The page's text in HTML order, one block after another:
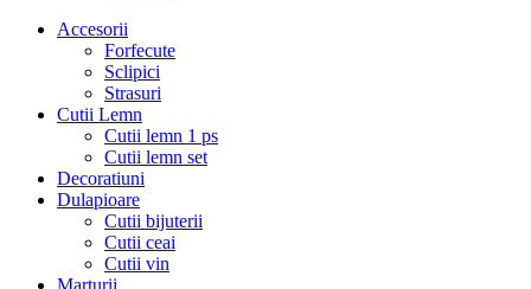
Accesorii
Forfecute
Sclipici
Strasuri
Cutii Lemn
Cutii lemn 1 ps
Cutii lemn set
Decoratiuni
Dulapioare
Cutii bijuterii
Cutii ceai
Cutii vin
Marturii